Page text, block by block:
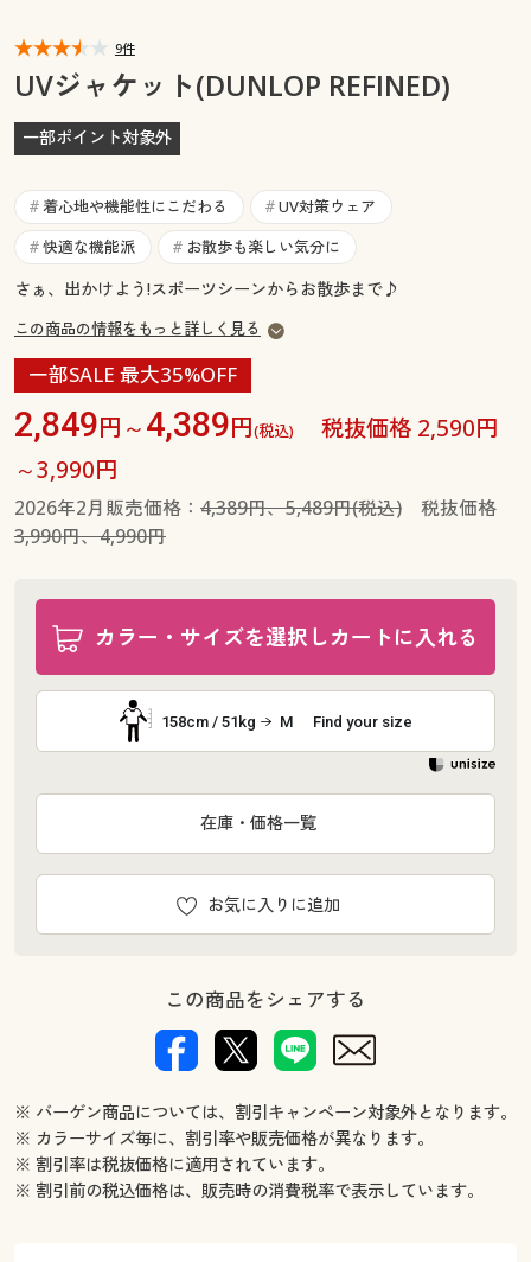
マイページ
閲覧履歴
お気に入り
サポート
よくある質問とお問い合わせ
閲覧履歴
ご利用ガイド
よくある質問とお問い合わせ
9件
UVジャケット(DUNLOP REFINED)
一部ポイント対象外
# 着心地や機能性にこだわる # UV対策ウェア
# 快適な機能派 # お散歩も楽しい気分に
さぁ、出かけよう!スポーツシーンからお散歩まで♪
この商品の情報をもっと詳しく見る
一部SALE 最大35%OFF
2,849円～4,389円(税込)
税抜価格 2,590円
～3,990円
2026年2月販売価格： 4,389円、5,489円(税込)税抜価格
3,990円、4,990円
カラー・サイズを選択しカートに入れる
158cm / 51kg M Find your size
お気に入りに追加
在庫・価格一覧
この商品をシェアする
※ バーゲン商品については、割引キャンペーン対象外となります。
※ カラーサイズ毎に、割引率や販売価格が異なります。
※ 割引率は税抜価格に適用されています。
※ 割引前の税込価格は、販売時の消費税率で表示しています。